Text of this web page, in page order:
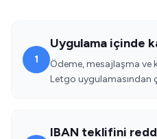
1
Uygulama içinde
Ödeme, mesajlaşma
Letgo uygulamasından
IBAN teklifini